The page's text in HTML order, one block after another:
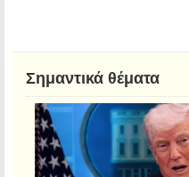
Σημαντικά θέματα